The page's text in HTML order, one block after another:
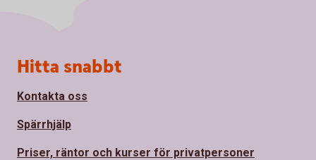
Sidfot
Hitta snabbt
Kontakta oss
Spärrhjälp
Priser, räntor och kurser för privatpersoner